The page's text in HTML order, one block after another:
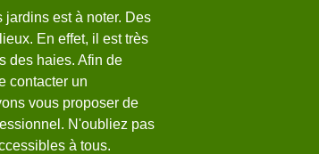
est à noter. Des
En effet, il est très
des haies. Afin de
contacter un
vous proposer de
N'oubliez pas
à tous.